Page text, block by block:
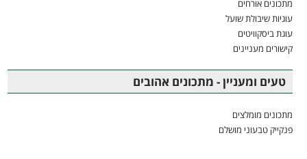
מתכונים אורחים
עוגיות שיבולת שועל
עוגת ביסקוויטים
קישורים מעניינים
טעים ומעניין - מתכונים אהובים
מתכונים מומלצים
פנקייק טבעוני מושלם